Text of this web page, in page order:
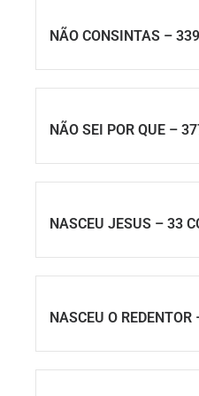
NÃO CONSINTAS –
NÃO SEI POR QUE –
NASCEU JESUS – 33
NASCEU O REDENTOR